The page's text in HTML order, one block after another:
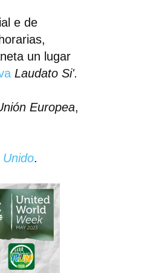
e de
un lugar
Laudato Si'.
Europea,
.